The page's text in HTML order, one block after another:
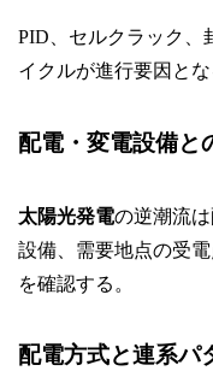
PID、セルクラック、
イクルが進行要因と
配電・変電設備と
太陽光発電の逆潮流
設備、需要地点の受
を確認する。
配電方式と連系パ